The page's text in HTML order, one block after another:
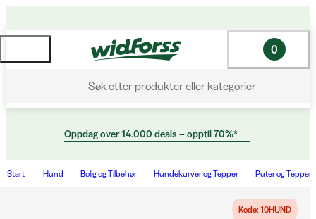
Søk etter produkter eller kategorier
0
Oppdag over 14.000 deals – opptil 70%*
Start Hund Bolig og Tilbehør Hundekurver og Tepper Puter og Tepper
Kode: 10HUND